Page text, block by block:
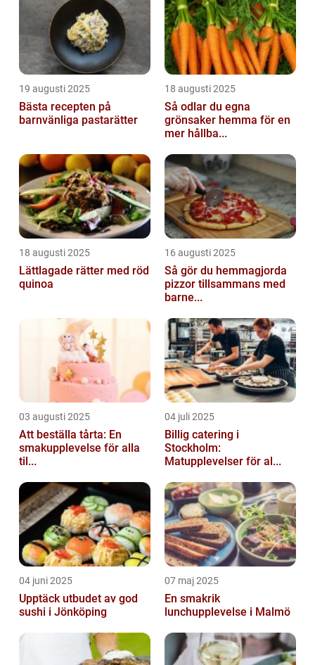
19 augusti 2025
Bästa recepten på
barnvänliga pastarätter
18 augusti 2025
Så odlar du egna
grönsaker hemma för en
mer hållba...
18 augusti 2025
Lättlagade rätter med röd
quinoa
16 augusti 2025
Så gör du hemmagjorda
pizzor tillsammans med
barne...
03 augusti 2025
Att beställa tårta: En
smakupplevelse för alla
til...
04 juli 2025
Billig catering i
Stockholm:
Matupplevelser för al...
04 juni 2025
Upptäck utbudet av god
sushi i Jönköping
07 maj 2025
En smakrik
lunchupplevelse i Malmö